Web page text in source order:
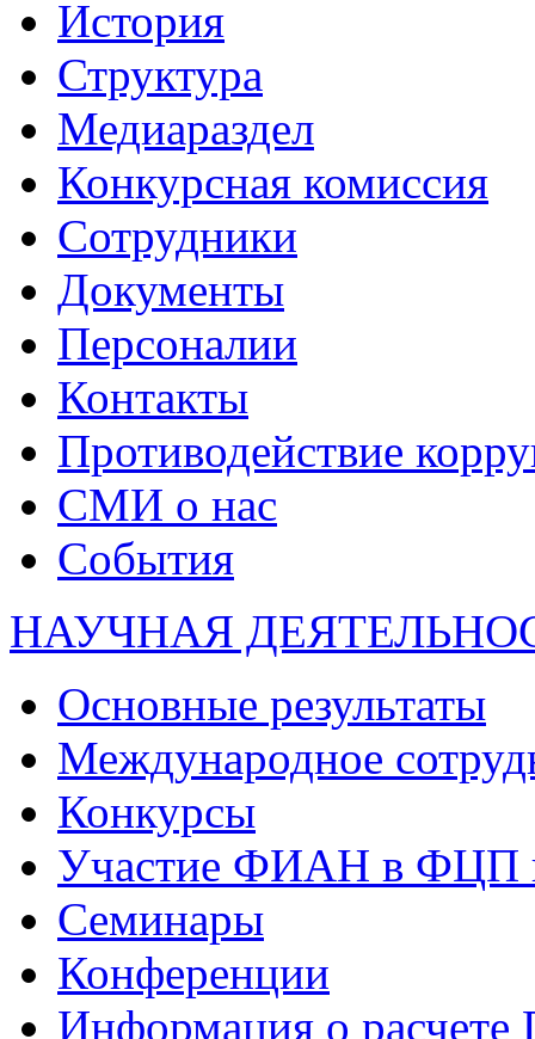
История
Структура
Медиараздел
Конкурсная комиссия
Сотрудники
Документы
Персоналии
Контакты
Противодействие
СМИ о нас
События
НАУЧНАЯ
Основные результаты
Международное
Конкурсы
Участие ФИАН в ФЦП
Семинары
Конференции
Информация о